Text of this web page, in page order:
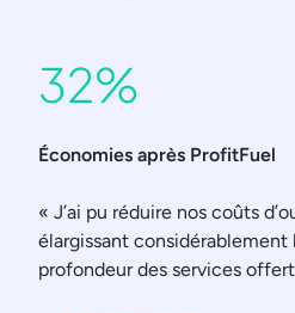
32%
Économies après ProfitFuel
« J’ai pu réduire nos coûts
élargissant considérablement
profondeur des services